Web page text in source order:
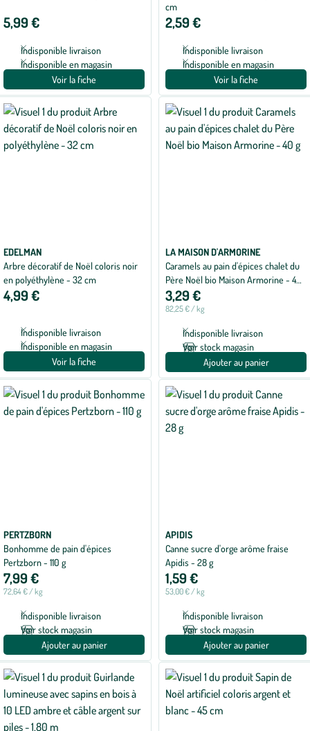
5,99 €
Indisponible livraison
Indisponible en magasin
Voir la fiche
cm
2,59 €
Indisponible livraison
Indisponible en magasin
Voir la fiche
EDELMAN
Arbre décoratif de Noël coloris noir
en polyéthylène - 32 cm
4,99 €
Indisponible livraison
Indisponible en magasin
Voir la fiche
LA MAISON D'ARMORINE
Caramels au pain d'épices chalet du
Père Noël bio Maison Armorine - 40
g
3,29 €
82,25 € / kg
Indisponible livraison
Voir stock magasin
Ajouter au panier
PERTZBORN
Bonhomme de pain d'épices
Pertzborn - 110 g
7,99 €
72,64 € / kg
Indisponible livraison
Voir stock magasin
Ajouter au panier
APIDIS
Canne sucre d'orge arôme fraise
Apidis - 28 g
1,59 €
53,00 € / kg
Indisponible livraison
Voir stock magasin
Ajouter au panier